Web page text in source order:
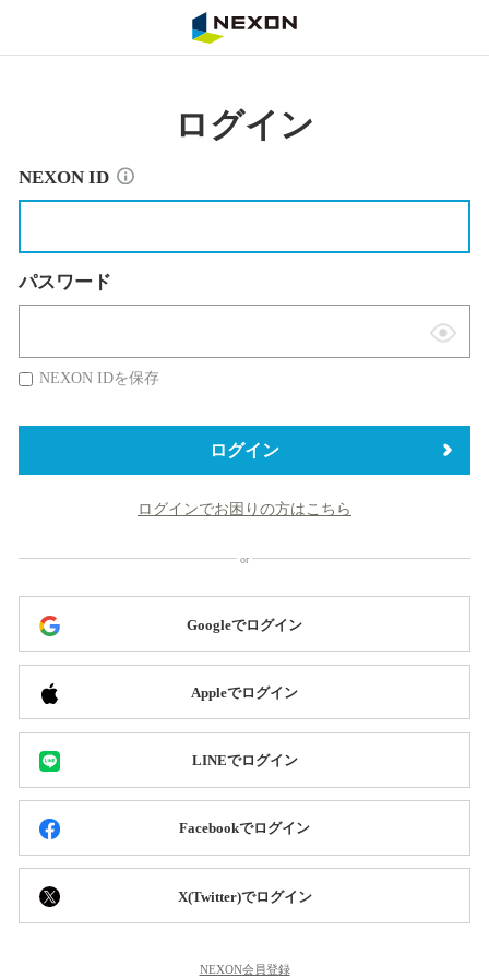
ログイン
NEXON ID
パスワード
表
替
NEXON IDを保存
ログイン
ログインでお困りの方はこちら
Googleでログイン
Appleでログイン
LINEでログイン
Facebookでログイン
X(Twitter)でログイン
NEXON会員登録